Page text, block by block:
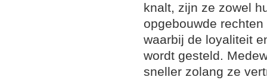
knalt, zijn ze zowel
opgebouwde
waarbij de loyaliteit
wordt gesteld.
sneller zolang ze